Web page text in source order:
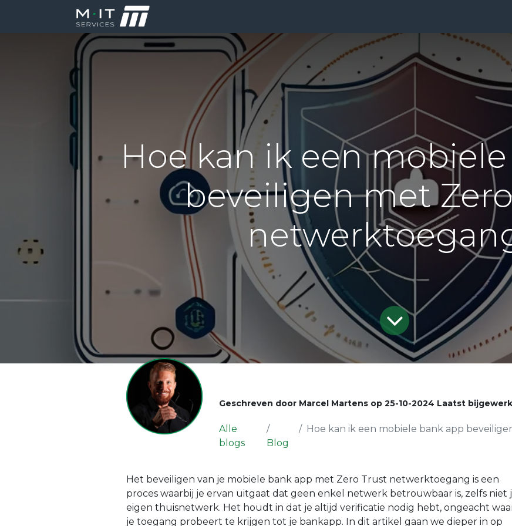
Hoe kan ik een
beveiligen met
Geschreven door Marcel Martens op 25-10-2024 Laatst
Alle
blogs
Blog
Hoe kan ik een mobiele bank app beveiligen
Het beveiligen van je mobiele bank app met Zero Trust netwerktoegang is een
proces waarbij je ervan uitgaat dat geen enkel netwerk betrouwbaar is, zelfs niet
eigen thuisnetwerk. Het houdt in dat je altijd verificatie nodig hebt, ongeacht
je toegang probeert te krijgen tot je bankapp. In dit artikel gaan we dieper in op